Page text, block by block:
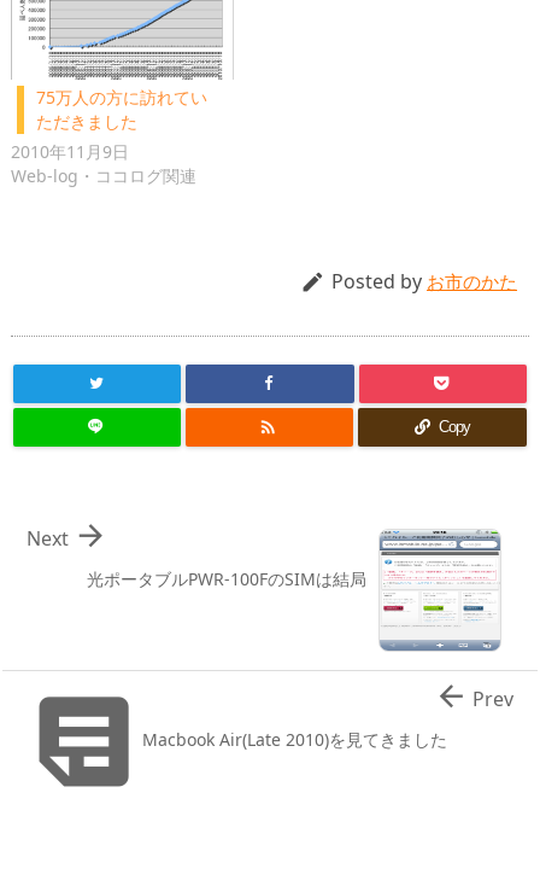
75万人の方に訪れてい
ただきました
2010年11月9日
Web-log・ココログ関連
 Posted by お市のかた
 Copy
光ポータブルPWR-100FのSIMは結局

Next
Macbook Air(Late 2010)を見てきました
 Prev